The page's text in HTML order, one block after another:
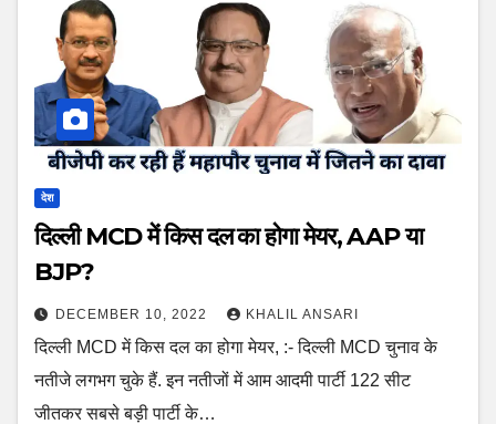
देश
दिल्ली MCD में किस दल का होगा मेयर, AAP या
BJP?
DECEMBER 10, 2022 KHALIL ANSARI
दिल्ली MCD में किस दल का होगा मेयर, :- दिल्ली MCD चुनाव के
नतीजे लगभग चुके हैं. इन नतीजों में आम आदमी पार्टी 122 सीट
जीतकर सबसे बड़ी पार्टी के…